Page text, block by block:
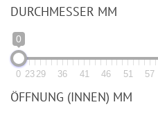
DURCHMESSER MM
0
0 23 29 36 41 46 51 57
ÖFFNUNG (INNEN) MM